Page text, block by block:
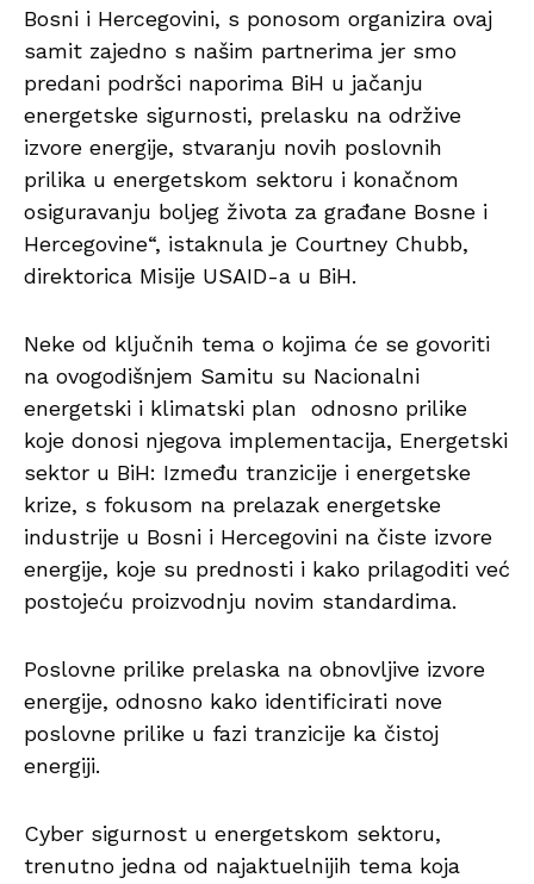
Bosni i Hercegovini, s ponosom organizira ovaj
samit zajedno s našim partnerima jer smo
predani podršci naporima BiH u jačanju
energetske sigurnosti, prelasku na održive
izvore energije, stvaranju novih poslovnih
prilika u energetskom sektoru i konačnom
osiguravanju boljeg života za građane Bosne i
Hercegovine“, istaknula je Courtney Chubb,
direktorica Misije USAID-a u BiH.
Neke od ključnih tema o kojima će se govoriti
na ovogodišnjem Samitu su Nacionalni
energetski i klimatski plan odnosno prilike
koje donosi njegova implementacija, Energetski
sektor u BiH: Između tranzicije i energetske
krize, s fokusom na prelazak energetske
industrije u Bosni i Hercegovini na čiste izvore
energije, koje su prednosti i kako prilagoditi već
postojeću proizvodnju novim standardima.
Poslovne prilike prelaska na obnovljive izvore
energije, odnosno kako identificirati nove
poslovne prilike u fazi tranzicije ka čistoj
energiji.
Cyber sigurnost u energetskom sektoru,
trenutno jedna od najaktuelnijih tema koja